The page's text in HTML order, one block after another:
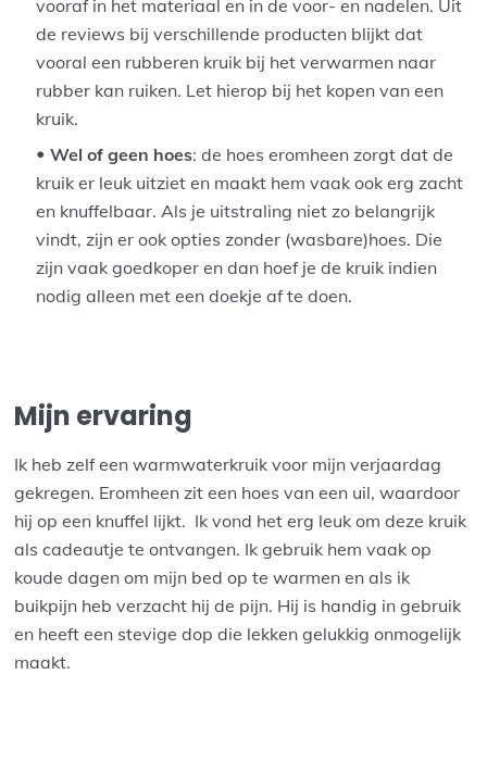
vooraf in het materiaal en in de voor- en nadelen. Uit
de reviews bij verschillende producten blijkt dat
vooral een rubberen kruik bij het verwarmen naar
rubber kan ruiken. Let hierop bij het kopen van een
kruik.
Wel of geen hoes: de hoes eromheen zorgt dat de
kruik er leuk uitziet en maakt hem vaak ook erg zacht
en knuffelbaar. Als je uitstraling niet zo belangrijk
vindt, zijn er ook opties zonder (wasbare)hoes. Die
zijn vaak goedkoper en dan hoef je de kruik indien
nodig alleen met een doekje af te doen.
Mijn ervaring
Ik heb zelf een warmwaterkruik voor mijn verjaardag
gekregen. Eromheen zit een hoes van een uil, waardoor
hij op een knuffel lijkt. Ik vond het erg leuk om deze kruik
als cadeautje te ontvangen. Ik gebruik hem vaak op
koude dagen om mijn bed op te warmen en als ik
buikpijn heb verzacht hij de pijn. Hij is handig in gebruik
en heeft een stevige dop die lekken gelukkig onmogelijk
maakt.